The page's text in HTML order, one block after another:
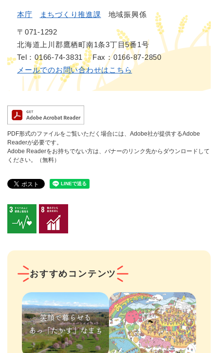
本庁 まちづくり推進課 地域振興係
〒071-1292
北海道上川郡鷹栖町南1条3丁目5番1号
Tel：0166-74-3831
Fax：0166-87-2850
メールでのお問い合わせはこちら
PDF形式のファイルをご覧いただく場合には、Adobe社が提供するAdobe
Readerが必要です。
Adobe Readerをお持ちでない方は、バナーのリンク先からダウンロードして
ください。（無料）
おすすめコンテンツ